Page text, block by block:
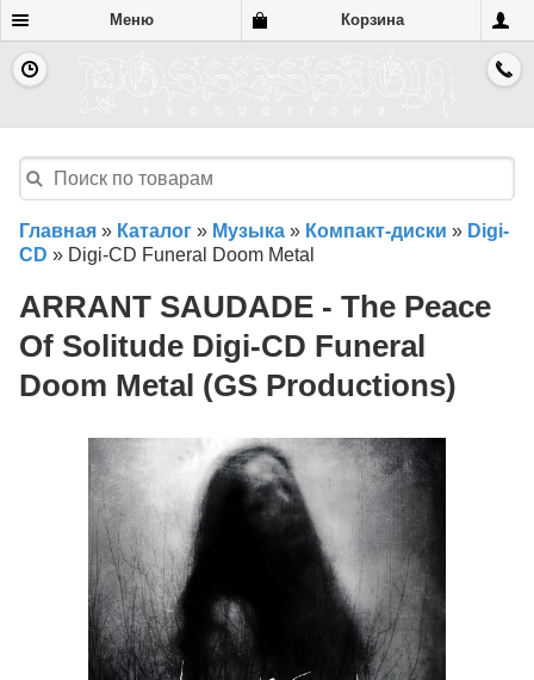
Меню Корзина
Главная » Каталог » Музыка » Компакт-диски » Digi-
CD » Digi-CD Funeral Doom Metal
ARRANT SAUDADE - The Peace
Of Solitude Digi-CD Funeral
Doom Metal (GS Productions)